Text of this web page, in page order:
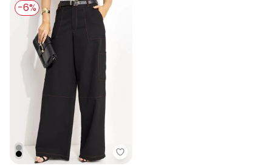
-6%
Quintess - Calça Pantalona